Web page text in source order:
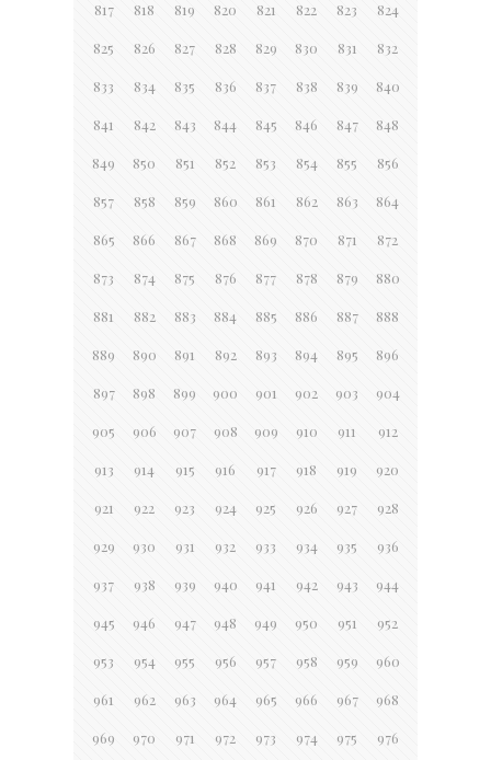
817 818 819 820 821 822 823 824
825 826 827 828 829 830 831 832
833 834 835 836 837 838 839 840
841 842 843 844 845 846 847 848
849 850 851 852 853 854 855 856
857 858 859 860 861 862 863 864
865 866 867 868 869 870 871 872
873 874 875 876 877 878 879 880
881 882 883 884 885 886 887 888
889 890 891 892 893 894 895 896
897 898 899 900 901 902 903 904
905 906 907 908 909 910 911 912
913 914 915 916 917 918 919 920
921 922 923 924 925 926 927 928
929 930 931 932 933 934 935 936
937 938 939 940 941 942 943 944
945 946 947 948 949 950 951 952
953 954 955 956 957 958 959 960
961 962 963 964 965 966 967 968
969 970 971 972 973 974 975 976